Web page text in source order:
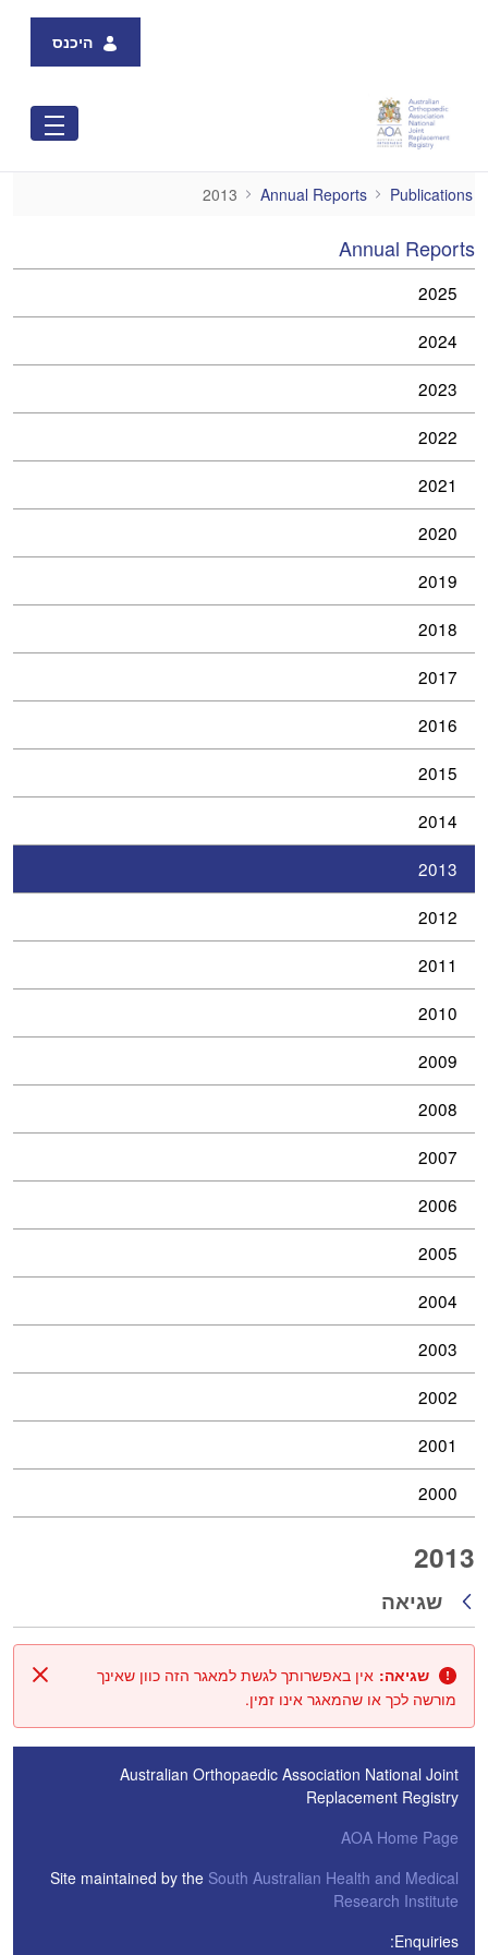
היכנס
2013
Publications
Annual Reports
2013
Annual Reports
2025
2024
2023
2022
2021
2020
2019
2018
2017
2016
2015
2014
2013
2012
2011
2010
2009
2008
2007
2006
2005
2004
2003
2002
2001
2000
2013
חזרה
שגיאה
סגור שגיאה: אין באפשרותך לגשת למאגר הזה כוון שאינך
מורשה לכך או שהמאגר אינו זמין.
Australian Orthopaedic Association National Joint
Replacement Registry
AOA Home Page
Site maintained by the South Australian Health and Medical
Research Institute
Enquiries: